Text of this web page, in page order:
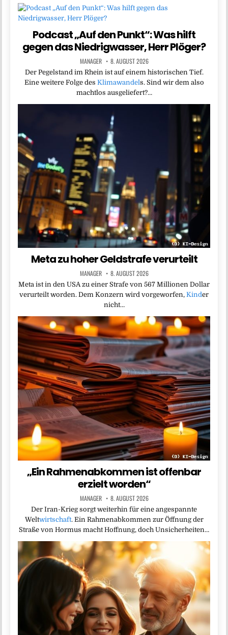
Podcast „Auf den Punkt“: Was hilft
gegen das Niedrigwasser, Herr Plöger?
MANAGER 8. AUGUST 2026
Der Pegelstand im Rhein ist auf einem historischen Tief.
Eine weitere Folge des Klimawandels. Sind wir dem also
machtlos ausgeliefert?…
Meta zu hoher Geldstrafe verurteilt
MANAGER 8. AUGUST 2026
Meta ist in den USA zu einer Strafe von 567 Millionen Dollar
verurteilt worden. Dem Konzern wird vorgeworfen, Kinder
nicht…
„Ein Rahmenabkommen ist offenbar
erzielt worden“
MANAGER 8. AUGUST 2026
Der Iran-Krieg sorgt weiterhin für eine angespannte
Weltwirtschaft. Ein Rahmenabkommen zur Öffnung der
Straße von Hormus macht Hoffnung, doch Unsicherheiten…